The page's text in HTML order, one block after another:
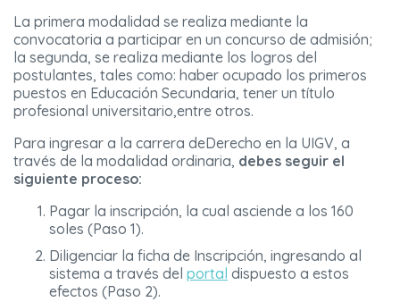
La primera modalidad se realiza mediante la
convocatoria a participar en un concurso de admisión;
la segunda, se realiza mediante los logros del
postulantes, tales como: haber ocupado los primeros
puestos en Educación Secundaria, tener un título
profesional universitario,entre otros.
Para ingresar a la carrera deDerecho en la UIGV, a
través de la modalidad ordinaria, debes seguir el
siguiente proceso:
Pagar la inscripción, la cual asciende a los 160
soles (Paso 1).
Diligenciar la ficha de Inscripción, ingresando al
sistema a través del portal dispuesto a estos
efectos (Paso 2).